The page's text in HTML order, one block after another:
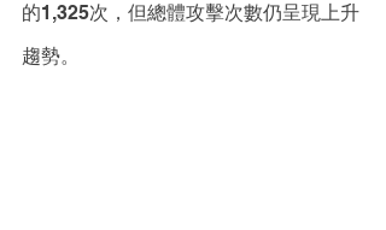
的1,325次，但總體攻擊次數仍呈現上升
趨勢。